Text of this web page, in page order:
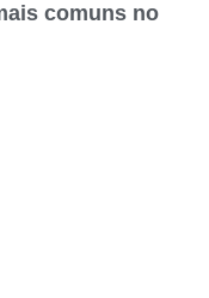
comuns no